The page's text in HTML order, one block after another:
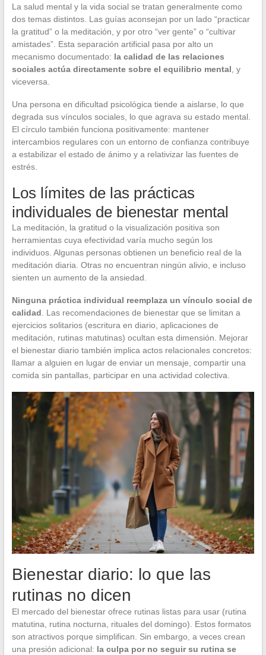
La salud mental y la vida social se tratan generalmente como
dos temas distintos. Las guías aconsejan por un lado “practicar
la gratitud” o la meditación, y por otro “ver gente” o “cultivar
amistades”. Esta separación artificial pasa por alto un
mecanismo documentado: la calidad de las relaciones
sociales actúa directamente sobre el equilibrio mental , y
viceversa.
Una persona en dificultad psicológica tiende a aislarse, lo que
degrada sus vínculos sociales, lo que agrava su estado mental.
El círculo también funciona positivamente: mantener
intercambios regulares con un entorno de confianza contribuye
a estabilizar el estado de ánimo y a relativizar las fuentes de
estrés.
Los límites de las prácticas
individuales de bienestar mental
La meditación, la gratitud o la visualización positiva son
herramientas cuya efectividad varía mucho según los
individuos. Algunas personas obtienen un beneficio real de la
meditación diaria. Otras no encuentran ningún alivio, e incluso
sienten un aumento de la ansiedad.
Ninguna práctica individual reemplaza un vínculo social de
calidad . Las recomendaciones de bienestar que se limitan a
ejercicios solitarios (escritura en diario, aplicaciones de
meditación, rutinas matutinas) ocultan esta dimensión. Mejorar
el bienestar diario también implica actos relacionales concretos:
llamar a alguien en lugar de enviar un mensaje, compartir una
comida sin pantallas, participar en una actividad colectiva.
Bienestar diario: lo que las
rutinas no dicen
El mercado del bienestar ofrece rutinas listas para usar (rutina
matutina, rutina nocturna, rituales del domingo). Estos formatos
son atractivos porque simplifican. Sin embargo, a veces crean
una presión adicional: la culpa por no seguir su rutina se